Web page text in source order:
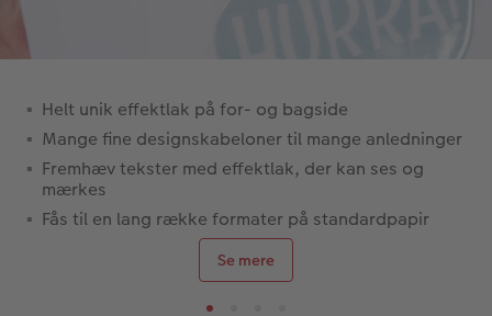
Helt unik effektlak på for- og bagside
Mange fine designskabeloner til mange anledninger
Fremhæv tekster med effektlak, der kan ses og
mærkes
Fås til en lang række formater på standardpapir
Se mere